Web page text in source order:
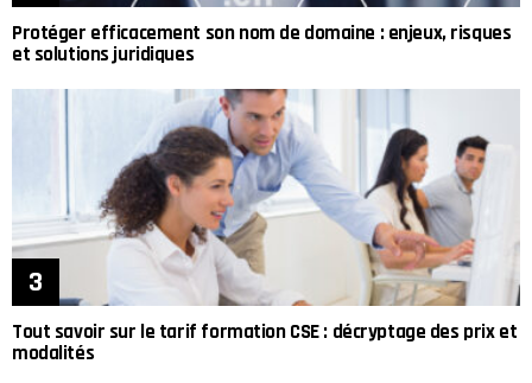
Protéger efficacement son nom de domaine : enjeux, risques
et solutions juridiques
Tout savoir sur le tarif formation CSE : décryptage des prix et
modalités